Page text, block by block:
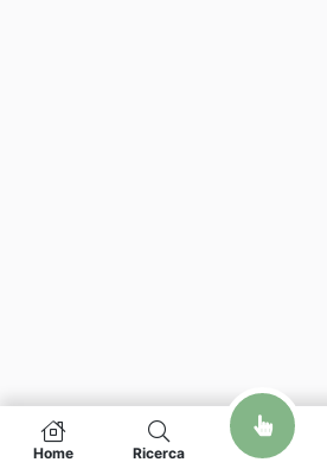
Home Ricerca